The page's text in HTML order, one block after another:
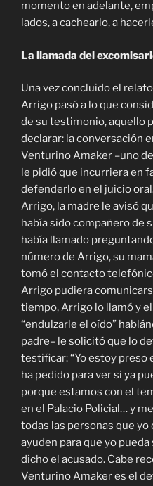
momento en adelante,
lados, a cachearlo, a
La llamada del
Una vez concluido el
Arrigo pasó a lo que
de su testimonio, aquello
declarar: la conversación
Venturino Amaker –uno
le pidió que incurriera en
defenderlo en el juicio
Arrigo, la madre le avisó
había sido compañero de
había llamado
número de Arrigo, su
tomó el contacto
Arrigo pudiera
tiempo, Arrigo lo llamó y
“endulzarle el oído”
padre– le solicitó que lo
testificar: “Yo estoy preso
ha pedido para ver si ya
porque estamos con el
en el Palacio Policial… y
todas las personas que yo
ayuden para que yo
dicho el acusado. Cabe
Venturino Amaker es el